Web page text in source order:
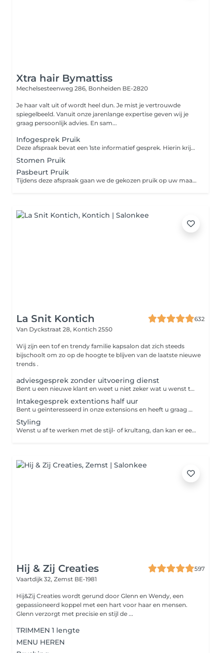
Xtra hair Bymattiss
Mechelsesteenweg 286, Bonheiden BE-2820
Je haar valt uit of wordt heel dun. Je mist je vertrouwde
spiegelbeeld. Vanuit onze jarenlange expertise geven wij je
graag persoonlijk advies. En sam...
Infogesprek Pruik
Deze afspraak bevat een 1ste informatief gesprek. Hierin krijgt u duidelijk te zien welke mogelijke oplossingen wij u kunnen aanbieden.
Stomen Pruik
Pasbeurt Pruik
Tijdens deze afspraak gaan we de gekozen pruik op uw maat kunnen afstemmen.
La Snit Kontich
632
Van Dyckstraat 28, Kontich 2550
Wij zijn een tof en trendy familie kapsalon dat zich steeds
bijschoolt om zo op de hoogte te blijven van de laatste nieuwe
trends .
adviesgesprek zonder uitvoering dienst
Bent u een nieuwe klant en weet u niet zeker wat u wenst te boeken, bel ons dan gerust even op of boek een adviesgesprek. Zo kijken we samen welke specifieke kleur u wenst en of uw haar sterk genoeg is voor deze bewerking. Het kan zijn dat de kleuring in aparte stappen geplaatst moet worden of uw haar vooraf een goed verzorging nodig heeft. Neem gerust foto's mee van het gewenste resultaat. Wij helpen je met plezier verder. Groetjes La Snit Bij uw volgende afspraak wordt de prijs van het adviesgesprek in mindering gebracht.
Intakegesprek extentions half uur
Bent u geïnteresseerd in onze extensions en heeft u graag wat meer info hierover aarzel dan zeker niet om een intakegesprek te plannen.
Styling
Wenst u af te werken met de stijl- of krultang, dan kan er een supplementje aangerekend worden.
Hij & Zij Creaties
597
Vaartdijk 32, Zemst BE-1981
Hij&Zij Creaties wordt gerund door Glenn en Wendy, een
gepassioneerd koppel met een hart voor haar en mensen.
Glenn verzorgt met precisie en stijl de ...
TRIMMEN 1 lengte
MENU HEREN